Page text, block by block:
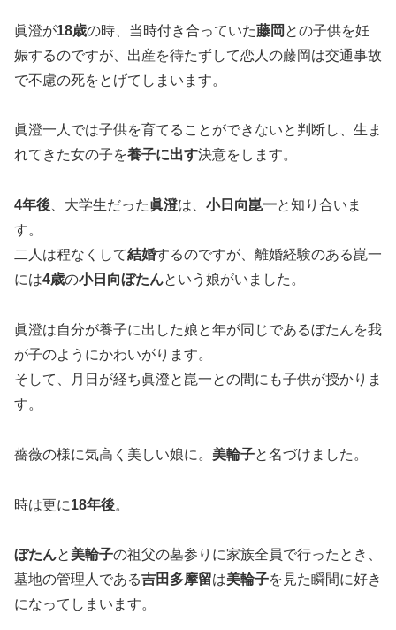
眞澄が18歳の時、当時付き合っていた藤岡 との子供を妊
娠するのですが、出産を待たずして恋人の藤岡は交通事故
で不慮の死をとげてしまいます。
眞澄一人では子供を育てることができないと判断し、生ま
れてきた女の子を養子に出す決意をします。
4年後 、大学生だった眞澄は、 小日向崑一と知り合いま
す。
二人は程なくして結婚するのですが、離婚経験のある崑一
には4歳の小日向ぼたんという娘がいました。
眞澄は自分が養子に出した娘と年が同じであるぼたんを我
が子のようにかわいがります。
そして、月日が経ち眞澄と崑一との間にも子供が授かりま
す。
薔薇の様に気高く美しい娘に。 美輪子と名づけました。
時は更に18年後。
ぼたんと 美輪子の祖父の墓参りに家族全員で行ったとき、
墓地の管理人である吉田多摩留は美輪子を見た瞬間に好き
になってしまいます。